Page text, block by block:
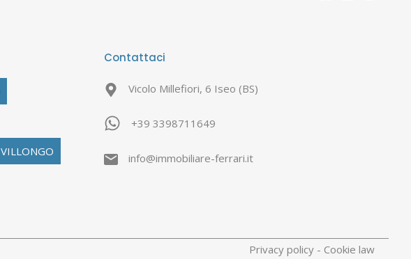
VILLONGO
Contattaci
Vicolo Millefiori, 6 Iseo (BS)
+39 3398711649
info@immobiliare-ferrari.it
Privacy policy - Cookie law